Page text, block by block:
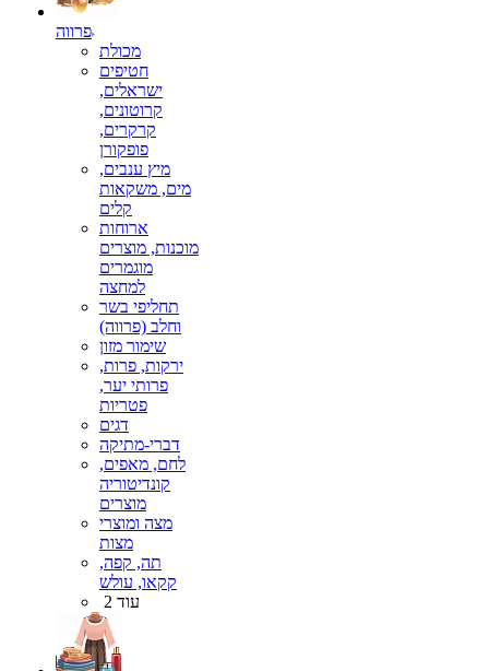
פרווה
מכולת
חטיפים
ישראלים,
קרוטונים,
קרקרים,
פופקורן
מיץ ענבים,
מים, משקאות
קלים
ארוחות
מוכנות, מוצרים
מוגמרים
למחצה
תחליפי בשר
וחלב (פרווה)
שימור מזון
ירקות, פרות,
פרותי יער,
פטריות
דגים
דברי-מתיקה
לחם, מאפים,
קונדיטוריה
מוצרים
מצה ומוצרי
מצות
תה, קפה,
קקאו, עולש
עוד 2